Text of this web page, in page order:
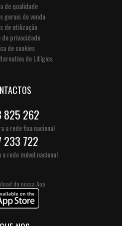
de qualidade
gerais de venda
de utilização
privacidade
de cookies
de Litígios
825 262
a rede fixa nacional
233 722
rede móvel nacional
da nossa App